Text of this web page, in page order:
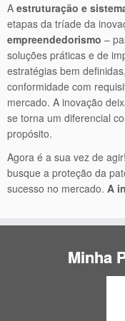
A estruturação e
etapas da tríade da
empreendedorismo –
soluções práticas e de
estratégias bem
conformidade com
mercado. A inovação
se torna um diferencial
propósito.
Agora é a sua vez de
busque a proteção da
sucesso no mercado. A
Minha